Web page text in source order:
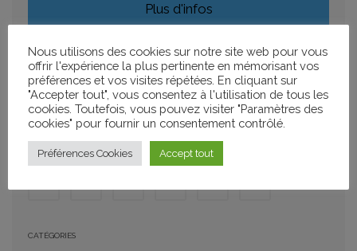
Plus d'infos
AJOUTER À MON CALENDRIER
+ GOOGLE CALENDAR + ICAL IMPORT
PARTAGER
CATÉGORIES
Nous utilisons des cookies sur notre site web pour vous
offrir l'expérience la plus pertinente en mémorisant vos
préférences et vos visites répétées. En cliquant sur
"Accepter tout", vous consentez à l'utilisation de tous les
cookies. Toutefois, vous pouvez visiter "Paramètres des
cookies" pour fournir un consentement contrôlé.
Préférences Cookies Accept tout